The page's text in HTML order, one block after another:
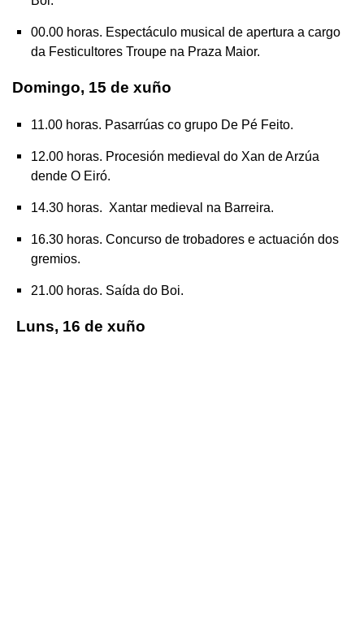
00.00 horas. Espectáculo musical de apertura a cargo
da Festicultores Troupe na Praza Maior.
Domingo, 15 de xuño
11.00 horas. Pasarrúas co grupo De Pé Feito.
12.00 horas. Procesión medieval do Xan de Arzúa
dende O Eiró.
14.30 horas. Xantar medieval na Barreira.
16.30 horas. Concurso de trobadores e actuación dos
gremios.
21.00 horas. Saída do Boi.
Luns, 16 de xuño